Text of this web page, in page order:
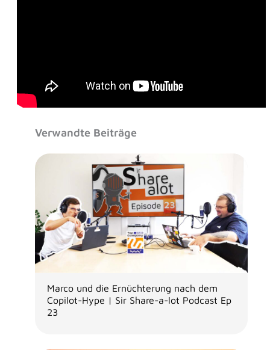
Verwandte Beiträge
Marco und die Ernüchterung nach dem
Copilot-Hype | Sir Share-a-lot Podcast Ep
23